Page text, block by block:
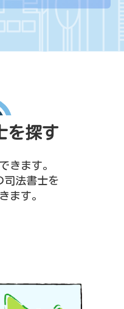
を探す
きます。
司法書士を
ます。